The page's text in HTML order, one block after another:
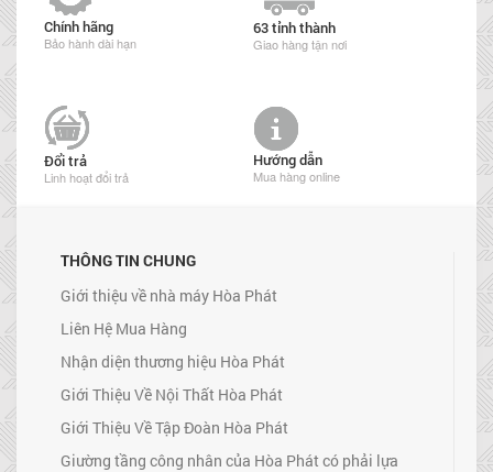
Chính hãng
Bảo hành dài hạn
63 tỉnh thành
Giao hàng tận nơi
Đổi trả
Linh hoạt đổi trả
Hướng dẫn
Mua hàng online
THÔNG TIN CHUNG
Giới thiệu về nhà máy Hòa Phát
Liên Hệ Mua Hàng
Nhận diện thương hiệu Hòa Phát
Giới Thiệu Về Nội Thất Hòa Phát
Giới Thiệu Về Tập Đoàn Hòa Phát
Giường tầng công nhân của Hòa Phát có phải lựa